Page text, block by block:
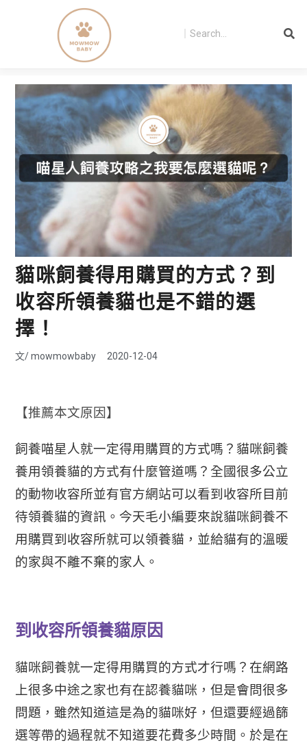
貓咪飼養得用購買的方式？到
收容所領養貓也是不錯的選
擇！
文/mowmowbaby 2020-12-04
【推薦本文原因】
飼養喵星人就一定得用購買的方式嗎？貓咪飼養
養用領養貓的方式有什麼管道嗎？全國很多公立
的動物收容所並有官方網站可以看到收容所目前
待領養貓的資訊。今天毛小編要來說貓咪飼養不
用購買到收容所就可以領養貓，並給貓有的溫暖
的家與不離不棄的家人。
到收容所領養貓原因
貓咪飼養就一定得用購買的方式才行嗎？在網路
上很多中途之家也有在認養貓咪，但是會問很多
問題，雖然知道這是為的貓咪好，但還要經過篩
選等帶的過程就不知道要花費多少時間。於是在